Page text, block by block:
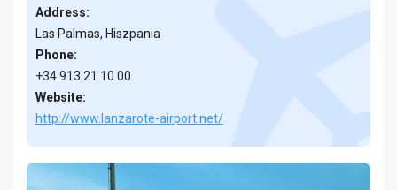
Address:
Las Palmas, Hiszpania
Phone:
+34 913 21 10 00
Website:
http://www.lanzarote-airport.net/